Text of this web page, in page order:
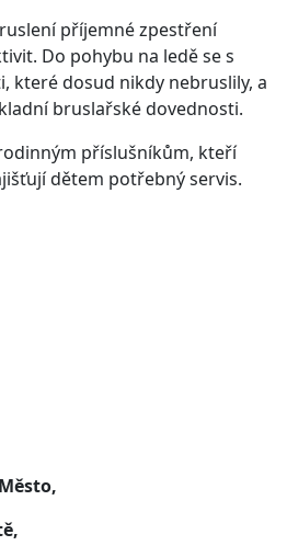
příjemné zpestření
Do pohybu na ledě se s
které dosud nikdy nebruslily, a
bruslařské dovednosti.
příslušníkům, kteří
dětem potřebný servis.